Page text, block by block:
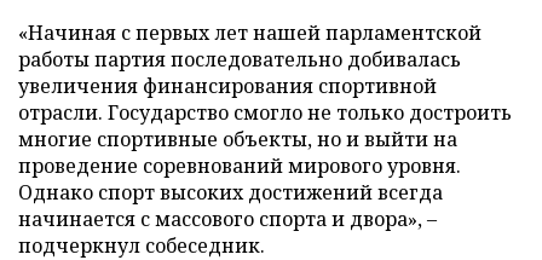
«Начиная с первых лет нашей парламентской
работы партия последовательно добивалась
увеличения финансирования спортивной
отрасли. Государство смогло не только достроить
многие спортивные объекты, но и выйти на
проведение соревнований мирового уровня.
Однако спорт высоких достижений всегда
начинается с массового спорта и двора», –
подчеркнул собеседник.